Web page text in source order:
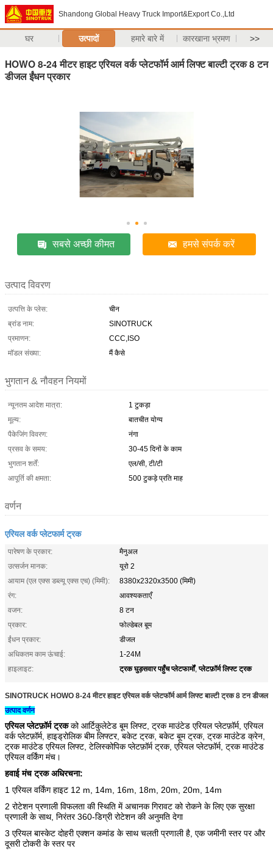
Shandong Global Heavy Truck Import&Export Co.,Ltd
घर उत्पादों हमारे बारे में कारखाना भ्रमण >>
HOWO 8-24 मीटर हाइट एरियल वर्क प्लेटफॉर्म आर्म लिफ्ट बाल्टी ट्रक 8 टन
डीजल ईंधन प्रकार
सबसे अच्छी कीमत हमसे संपर्क करें
उत्पाद विवरण
उत्पत्ति के प्लेस:
चीन
ब्रांड नाम:
SINOTRUCK
प्रमाणन:
CCC,ISO
मॉडल संख्या:
मैं कैसे
भुगतान & नौवहन नियमों
न्यूनतम आदेश मात्रा:
1 टुकड़ा
मूल्य:
बातचीत योग्य
पैकेजिंग विवरण:
नंगा
प्रसव के समय:
30-45 दिनों के काम
भुगतान शर्तें:
एल/सी, टी/टी
आपूर्ति की क्षमता:
500 टुकड़े प्रति माह
वर्णन
एरियल वर्क प्लेटफार्म ट्रक
पारेषण के प्रकार:
मैनुअल
उत्सर्जन मानक:
यूरो 2
आयाम (एल एक्स डब्ल्यू एक्स एच) (मिमी):
8380x2320x3500 (मिमी)
रंग:
आवश्यकताएँ
वजन:
8 टन
प्रकार:
फोल्डेबल बूम
ईंधन प्रकार:
डीजल
अधिकतम काम ऊंचाई:
1-24M
हाइलाइट:
ट्रक घुड़सवार पहुँच प्लेटफार्मों,प्लेटफ़ॉर्म लिफ्ट ट्रक
SINOTRUCK HOWO 8-24 मीटर हाइट एरियल वर्क प्लेटफॉर्म आर्म लिफ्ट बाल्टी ट्रक 8 टन डीजल
उत्पाद वर्णन
एरियल प्लेटफ़ॉर्म ट्रकको आर्टिकुलेटेड बूम लिफ्ट, ट्रक माउंटेड एरियल प्लेटफ़ॉर्म, एरियल
वर्क प्लेटफ़ॉर्म, हाइड्रोलिक बीम लिफ्टर, बकेट ट्रक, बकेट बूम ट्रक, ट्रक माउंटेड क्रेन,
ट्रक माउंटेड एरियल लिफ्ट, टेलिस्कोपिक प्लेटफ़ॉर्म ट्रक, एरियल प्लेटफ़ॉर्म, ट्रक माउंटेड
एरियल वर्किंग मंच।
हवाई मंच ट्रक अधिरचना:
1 एरियल वर्किंग हाइट 12 m, 14m, 16m, 18m, 20m, 20m, 14m
2 रोटेशन प्रणाली विफलता की स्थिति में अचानक गिरावट को रोकने के लिए एक सुरक्षा
प्रणाली के साथ, निरंतर 360-डिग्री रोटेशन की अनुमति देगा
3 एरियल बास्केट दोहरी एक्शन कमांड के साथ चलती प्रणाली है, एक जमीनी स्तर पर और
दूसरी टोकरी के स्तर पर